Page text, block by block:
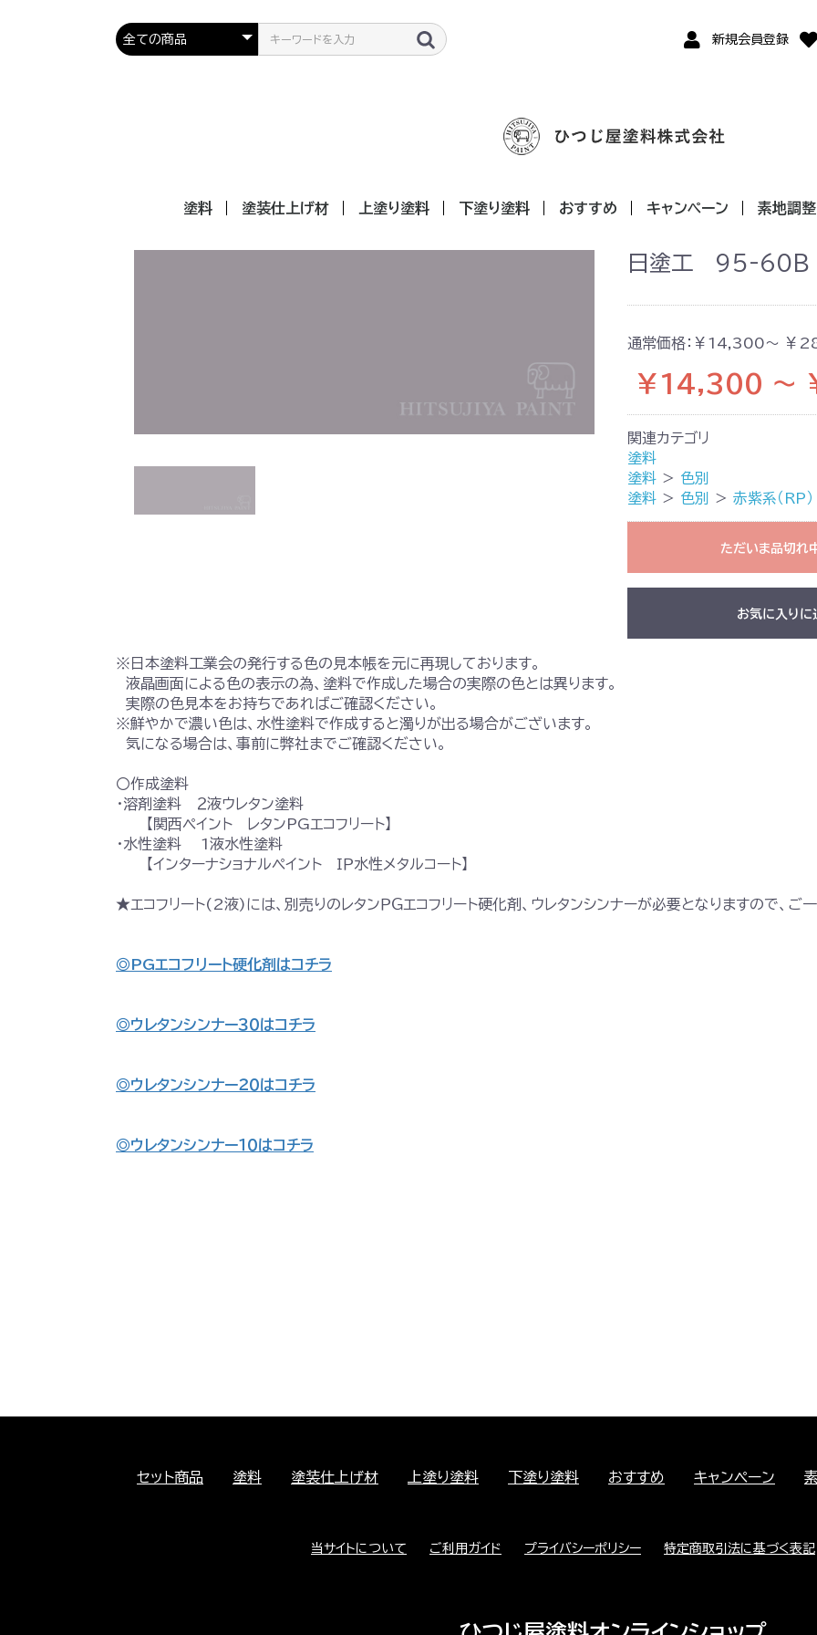
新規会員登録
塗料 塗装仕上げ材 上塗り塗料 下塗り塗料 おすすめ キャンペーン 素地調整
日塗工 95-60B
通常価格： ￥14,300～ ￥
￥14,300 ～
関連カテゴリ
塗料
塗料 ＞ 色別
塗料 ＞ 色別 ＞ 赤紫系（RP）
ただいま品切れ
お気に入りに
※日本塗料工業会の発行する色の見本帳を元に再現しております。
液晶画面による色の表示の為、塗料で作成した場合の実際の色とは異ります。
実際の色見本をお持ちであればご確認ください。
※鮮やかで濃い色は、水性塗料で作成すると濁りが出る場合がございます。
気になる場合は、事前に弊社までご確認ください。
〇作成塗料
・溶剤塗料 ２液ウレタン塗料
【関西ペイント レタンPGエコフリート】
・水性塗料 1液水性塗料
【インターナショナルペイント ＩＰ水性メタルコート】
★エコフリート(2液)には、別売りのレタンＰＧエコフリート硬化剤、ウレタンシンナーが必要となりますので、ご
◎PGエコフリート硬化剤はコチラ
◎ウレタンシンナー３０はコチラ
◎ウレタンシンナー２０はコチラ
◎ウレタンシンナー１０はコチラ
セット商品 塗料 塗装仕上げ材 上塗り塗料 下塗り塗料 おすすめ キャンペーン
当サイトについて ご利用ガイド プライバシーポリシー 特定商取引法に基づく表記